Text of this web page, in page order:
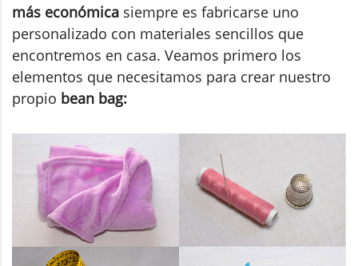
más económica siempre es fabricarse uno
personalizado con materiales sencillos que
encontremos en casa. Veamos primero los
elementos que necesitamos para crear nuestro
propio bean bag: